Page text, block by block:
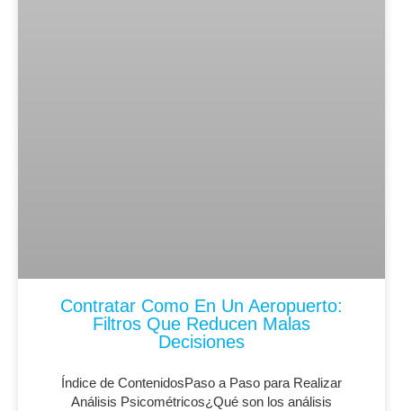
Contratar Como En Un Aeropuerto:
Filtros Que Reducen Malas
Decisiones
Índice de ContenidosPaso a Paso para Realizar
Análisis Psicométricos¿Qué son los análisis